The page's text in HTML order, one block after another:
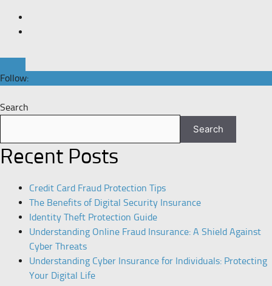
Follow:
Search
Search
Recent Posts
Credit Card Fraud Protection Tips
The Benefits of Digital Security Insurance
Identity Theft Protection Guide
Understanding Online Fraud Insurance: A Shield Against
Cyber Threats
Understanding Cyber Insurance for Individuals: Protecting
Your Digital Life